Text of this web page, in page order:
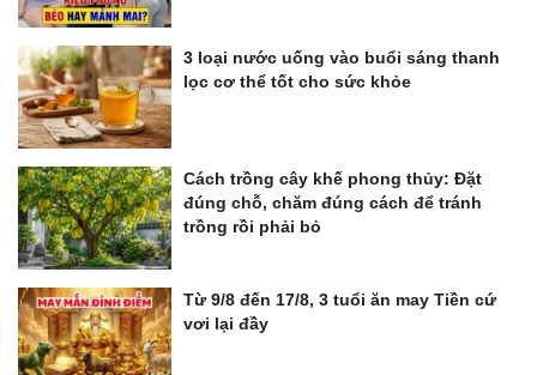
3 loại nước uống vào buổi sáng thanh
lọc cơ thể tốt cho sức khỏe
Cách trồng cây khế phong thủy: Đặt
đúng chỗ, chăm đúng cách để tránh
trồng rồi phải bỏ
Từ 9/8 đến 17/8, 3 tuổi ăn may Tiền cứ
vơi lại đầy